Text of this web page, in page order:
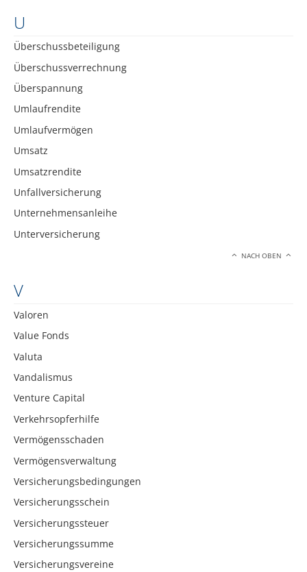
U
Überschussbeteiligung
Überschussverrechnung
Überspannung
Umlaufrendite
Umlaufvermögen
Umsatz
Umsatzrendite
Unfallversicherung
Unternehmensanleihe
Unterversicherung
NACH OBEN
V
Valoren
Value Fonds
Valuta
Vandalismus
Venture Capital
Verkehrsopferhilfe
Vermögensschaden
Vermögensverwaltung
Versicherungsbedingungen
Versicherungsschein
Versicherungssteuer
Versicherungssumme
Versicherungsvereine